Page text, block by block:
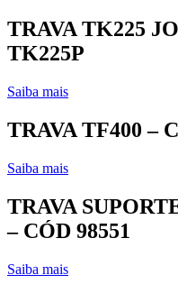
TRAVA TK225
TK225P
Saiba mais
TRAVA TF400 –
Saiba mais
TRAVA
– CÓD 98551
Saiba mais